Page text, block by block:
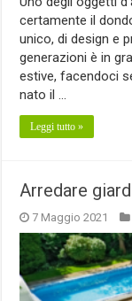
certamente il
unico, di design e
generazioni è in
estive, facendoci
nato il …
Leggi tutto »
Arredare
7 Maggio 2021